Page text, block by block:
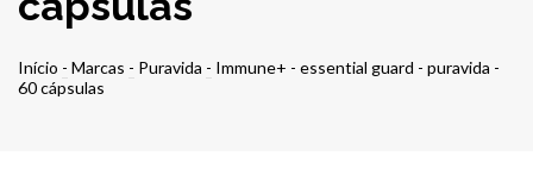
Início - Marcas - Puravida - Immune+ - essential guard - puravida -
60 cápsulas